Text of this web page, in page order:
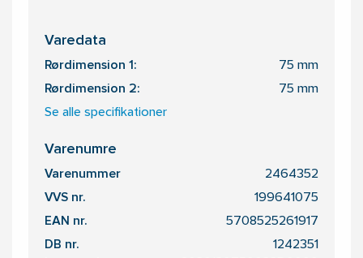
Varedata
Rørdimension 1: 75 mm
Rørdimension 2: 75 mm
Se alle specifikationer
Varenumre
Varenummer 2464352
VVS nr. 199641075
EAN nr. 5708525261917
DB nr.
1242351